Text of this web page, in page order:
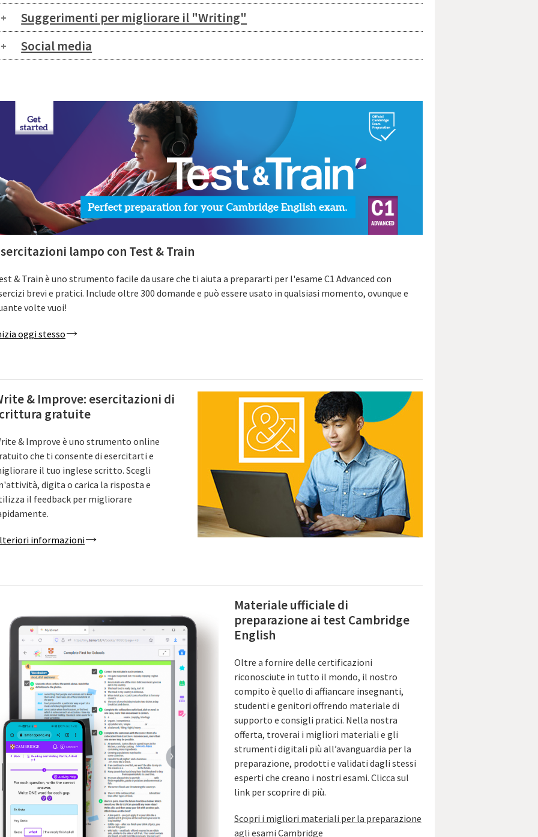
Suggerimenti per migliorare il "Writing"
Social media
lampo con Test & Train
& Train è uno strumento facile da usare che ti aiuta a prepararti per l'esame C1 Advanced con
brevi e pratici. Include oltre 300 domande e può essere usato in qualsiasi momento, ovunque e
volte vuoi!
oggi stesso
& Improve: esercitazioni di
gratuite
& Improve è uno strumento online
che ti consente di esercitarti e
il tuo inglese scritto. Scegli
digita o carica la risposta e
il feedback per migliorare
informazioni
Materiale ufficiale di
preparazione ai test Cambridge
English
Oltre a fornire delle certificazioni
riconosciute in tutto il mondo, il nostro
compito è quello di affiancare insegnanti,
studenti e genitori offrendo materiale di
supporto e consigli pratici. Nella nostra
offerta, troverai i migliori materiali e gli
strumenti digitali più all’avanguardia per la
preparazione, prodotti e validati dagli stessi
esperti che creano i nostri esami. Clicca sul
link per scoprire di più.
Scopri i migliori materiali per la preparazione
agli esami Cambridge